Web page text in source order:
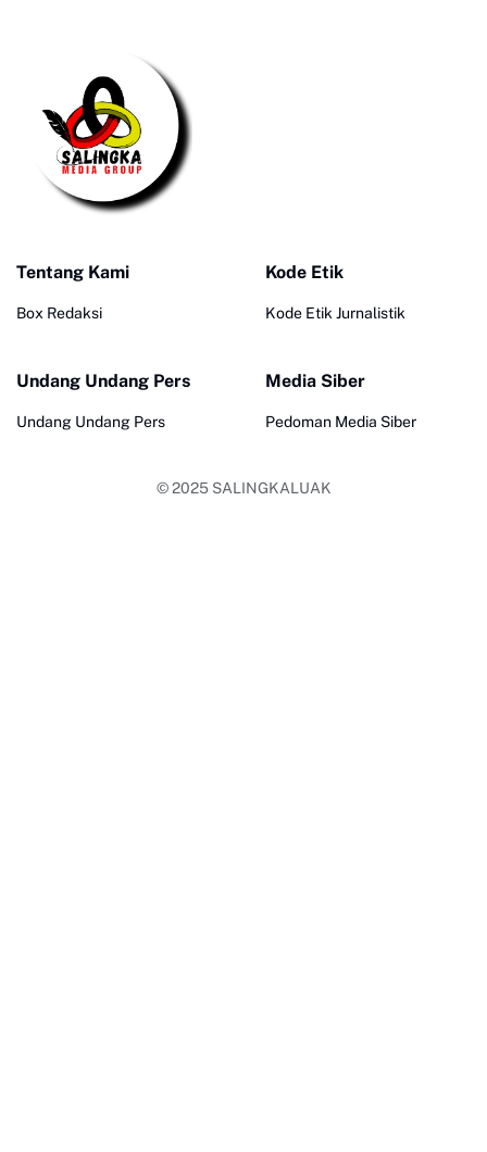
Tentang Kami
Box Redaksi
Kode Etik
Kode Etik Jurnalistik
Undang Undang Pers
Undang Undang Pers
Media Siber
Pedoman Media Siber
© 2025 SALINGKALUAK